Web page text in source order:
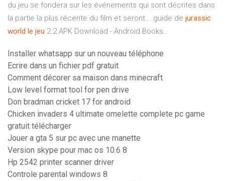
du jeu se fondera sur les événements qui sont décrites dans
la partie la plus récente du film et seront... guide de jurassic
world le jeu 2.2 APK Download - Android Books...
Installer whatsapp sur un nouveau téléphone
Ecrire dans un fichier pdf gratuit
Comment décorer sa maison dans minecraft
Low level format tool for pen drive
Don bradman cricket 17 for android
Chicken invaders 4 ultimate omelette complete pc game
gratuit télécharger
Jouer a gta 5 sur pc avec une manette
Version skype pour mac os 10.6 8
Hp 2542 printer scanner driver
Controle parental windows 8